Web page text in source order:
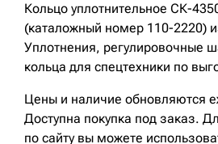
Кольцо уплотнительное СК-
(каталожный номер 110-2220)
Уплотнения, регулировочные
кольца для спецтехники по
Цены и наличие обновляются
Доступна покупка под заказ.
по сайту вы можете